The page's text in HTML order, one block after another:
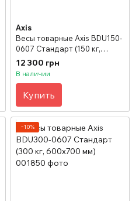
Axis
Весы товарные Axis BDU150-
0607 Стандарт (150 кг,
600х700 мм)
12 300 грн
В наличии
Купить
−10%